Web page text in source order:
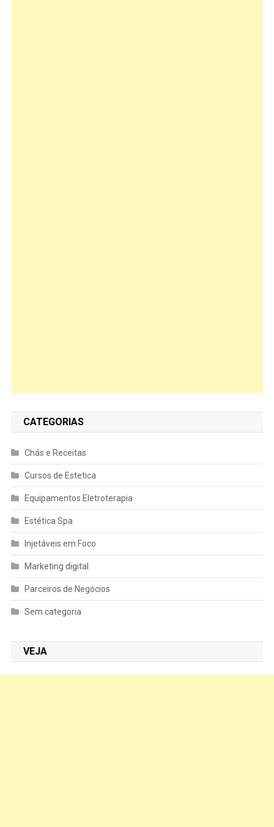
CATEGORIAS
Chás e Receitas
Cursos de Estetica
Equipamentos Eletroterapia
Estética Spa
Injetáveis em Foco
Marketing digital
Parceiros de Negócios
Sem categoria
VEJA